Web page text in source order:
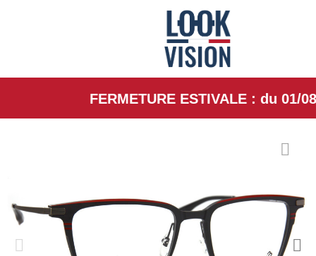
FERMETURE ESTIVALE : du 01/08/